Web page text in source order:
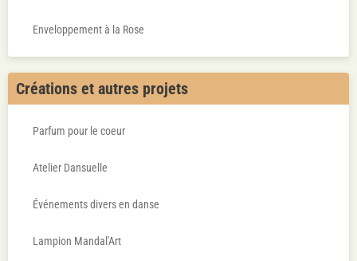
Enveloppement à la Rose
Créations et autres projets
Parfum pour le coeur
Atelier Dansuelle
Événements divers en danse
Lampion Mandal'Art